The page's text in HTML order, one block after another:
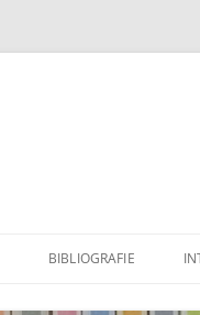
BIBLIOGRAFIE